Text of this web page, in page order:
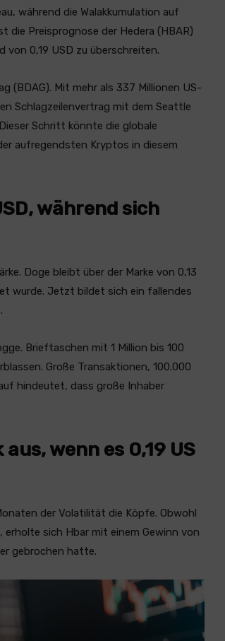
während die Walakkumulation auf
die Preisprognose der Hedera (HBAR)
0,19 USD zu überschreiten.
(BDAG). Mit mehr als 337 Millionen US-
Schlagzeilenvertrag mit dem Seattle
Schritt könnte die globale
aufregendsten Kryptos in diesem
während sich
Doge bleibt über der Marke von 0,13
wurde. Jetzt bildet sich ein fallendes
Brieftaschen mit 1 Million bis 100
Große Transaktionen, 100.000
hindeutet, dass große Inhaber
wenn es 0,19 US
der Volatilität die Köpfe. Obwohl
sich Hbar mit einem Gewinn von
gebrochen hatte.